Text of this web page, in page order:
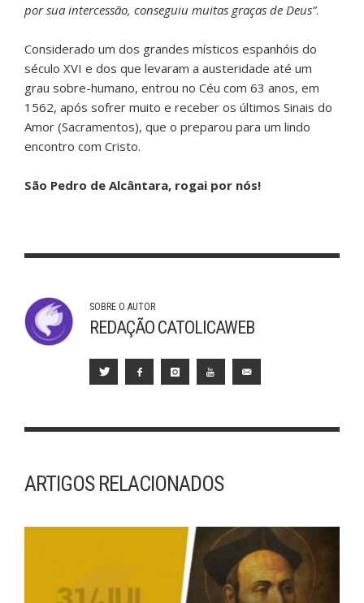
por sua intercessão, conseguiu muitas graças de Deus”.
Considerado um dos grandes místicos espanhóis do
século XVI e dos que levaram a austeridade até um
grau sobre-humano, entrou no Céu com 63 anos, em
1562, após sofrer muito e receber os últimos Sinais do
Amor (Sacramentos), que o preparou para um lindo
encontro com Cristo.
São Pedro de Alcântara, rogai por nós!
SOBRE O AUTOR
REDAÇÃO CATOLICAWEB
ARTIGOS RELACIONADOS